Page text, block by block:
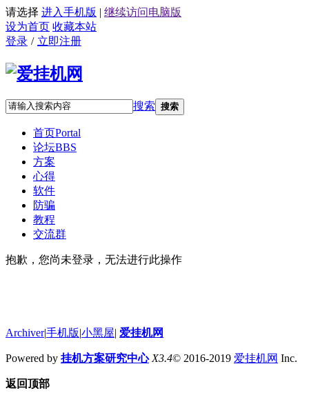
请选择 进入手机版 | 继续访问电脑版
设为首页 收藏本站
登录 / 立即注册
搜索 搜索
首页Portal
论坛BBS
方案
心得
软件
防骗
教程
交流群
抱歉，您尚未登录，无法进行此操作
Archiver|手机版|小黑屋| 爱挂机网
Powered by 挂机方案研究中心 X3.4© 2016-2019 爱挂机网 Inc.
返回顶部